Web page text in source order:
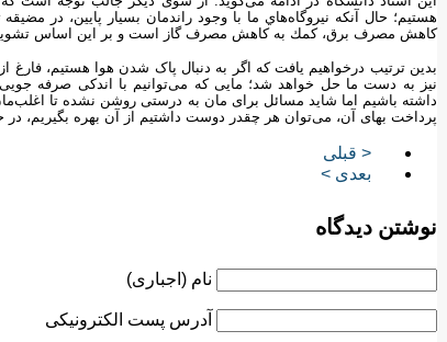
هستيم؛ حال آنکه نيروگاه‌هاي ما با وجود راندمان بسيار پايين، در
كاهش مصرف برق، كمك به كاهش مصرف گاز است و بر این اساس
بدین ترتیب درخواهیم یافت که اگر به دنبال پاک شدن هوا هستیم،
نیز به دست ما حل خواهد شد؛ مایی که می‌توانیم با اندکی صرفه
داشته باشیم اما شاید مسائل برای مان به درستی روشن نشده تا
پرداخت بهای آن، می‌توان هر چقدر دوست داشتیم از آن بهره بگیریم،
< قبلی
بعدی >
نوشتن دیدگاه
نام (اجباری)
آدرس پست الکترونیکی